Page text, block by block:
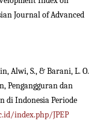
Journal of Advanced
Alwi, S., & Barani, L. O.
Pengangguran dan
di Indonesia Periode
index.php/JPEP